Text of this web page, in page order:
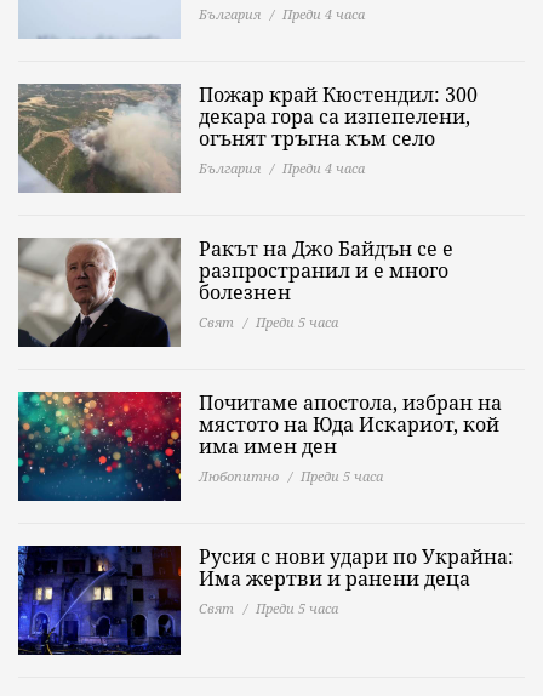
България Преди 4 часа
Пожар край Кюстендил: 300
декара гора са изпепелени,
огънят тръгна към село
България Преди 4 часа
Ракът на Джо Байдън се е
разпространил и е много
болезнен
Свят Преди 5 часа
Почитаме апостола, избран на
мястото на Юда Искариот, кой
има имен ден
Любопитно Преди 5 часа
Русия с нови удари по Украйна:
Има жертви и ранени деца
Свят Преди 5 часа